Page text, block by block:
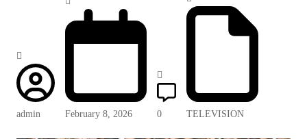
admin February 8, 2026 0 TELEVISION